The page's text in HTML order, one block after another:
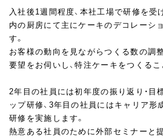
入社後1週間程度、本社工場で研修を受
内の厨房にて主にケーキのデコレーシ
す。
お客様の動向を見ながらつくる数の調
要望をお伺いし、特注ケーキをつくるこ
2年目の社員には初年度の振り返り・目
ップ研修、3年目の社員にはキャリア
研修を実施します。
熱意ある社員のために外部セミナーと